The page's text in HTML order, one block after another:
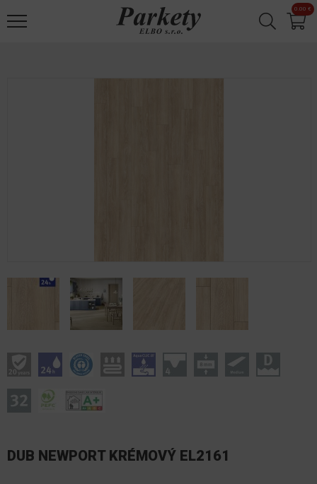
Jump to navigation 0.00 €
✕
DUB NEWPORT KRÉMOVÝ EL2161